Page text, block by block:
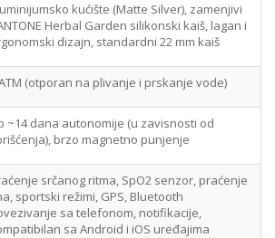
kućište (Matte Silver), zamenjivi
Herbal Garden silikonski kaiš, lagan i
dizajn, standardni 22 mm kaiš
(otporan na plivanje i prskanje vode)
~14 dana autonomije (u zavisnosti od
brzo magnetno punjenje
srčanog ritma, SpO2 senzor, praćenje
sportski režimi, GPS, Bluetooth
sa telefonom, notifikacije,
sa Android i iOS uređajima